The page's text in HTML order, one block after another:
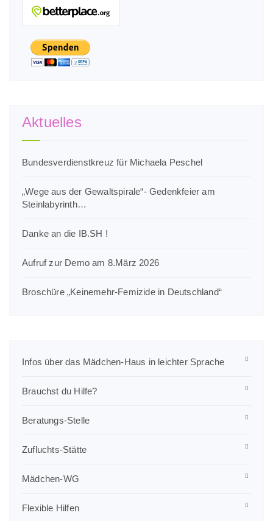
Aktuelles
Bundesverdienstkreuz für Michaela Peschel
„Wege aus der Gewaltspirale“- Gedenkfeier am
Steinlabyrinth…
Danke an die IB.SH !
Aufruf zur Demo am 8.März 2026
Broschüre „Keinemehr-Femizide in Deutschland“
Infos über das Mädchen-Haus in leichter Sprache
Brauchst du Hilfe?
Beratungs-Stelle
Zufluchts-Stätte
Mädchen-WG
Flexible Hilfen